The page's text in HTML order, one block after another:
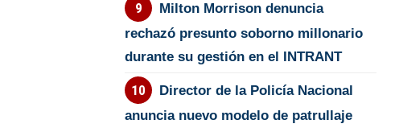
Milton Morrison denuncia
rechazó presunto soborno millonario
durante su gestión en el INTRANT
Director de la Policía Nacional
anuncia nuevo modelo de patrullaje